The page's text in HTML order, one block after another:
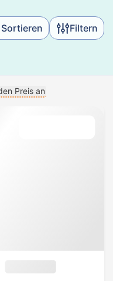
Sortieren Filtern
Preis an